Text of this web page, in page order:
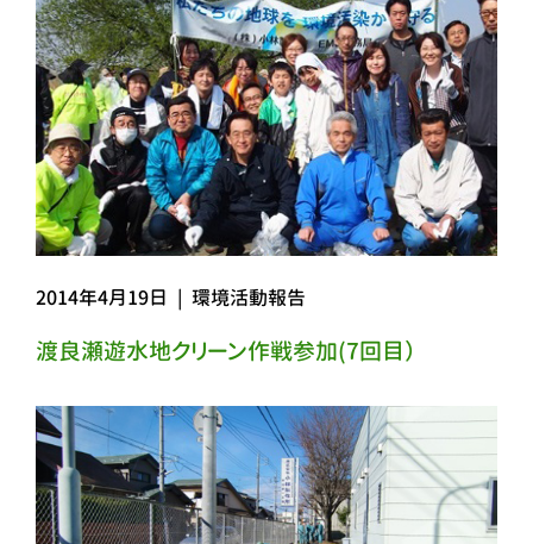
2014年4月19日 | 環境活動報告
渡良瀬遊水地クリーン作戦参加(7回目）